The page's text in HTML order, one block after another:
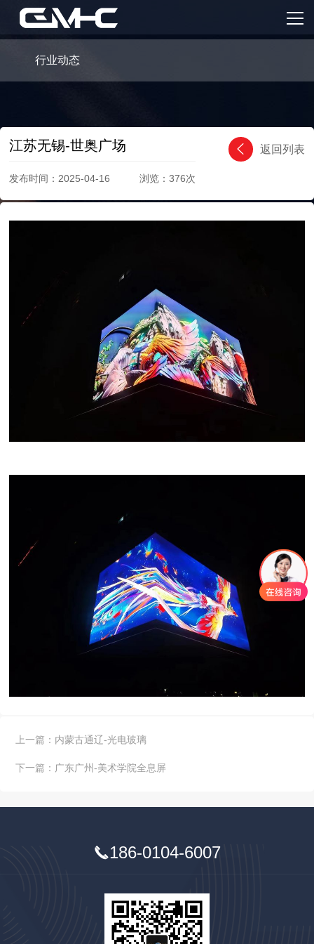
首页
服务内容
案例分享
行业动态
江苏无锡-世奥广场
发布时间：2025-04-16 浏览：376次
返回列表
上一篇： 内蒙古通辽-光电玻璃
下一篇： 广东广州-美术学院全息屏
186-0104-6007